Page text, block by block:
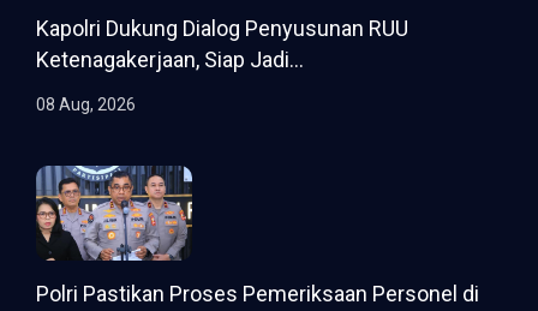
Kapolri Dukung Dialog Penyusunan RUU
Ketenagakerjaan, Siap Jadi...
08 Aug, 2026
Polri Pastikan Proses Pemeriksaan Personel di